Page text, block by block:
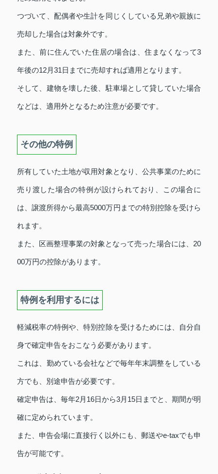
つづいて、配偶者や生計を同じくしている兄弟や親族に
売却した場合は対象外です。
また、前に住んでいた住居の場合は、住まなくなって3
年後の12月31日までに売却すれば適用となります。
そして、建物を壊した後、駐車場として貸していた場合
などは、適用外となるため注意が必要です。
その他の特例
所有していた土地が収用対象となり、公共事業のために
売り渡した場合の特例が設けられており、この場合に
は、譲渡所得から最高5000万円までの特別控除を受けら
れます。
また、区画整理事業の対象となって売った場合には、20
00万円の控除があります。
特例を利用するには
軽減税率の特例や、特別控除を受けるためには、自分自
身で確定申告をおこなう必要があります。
これは、勤めている会社などで毎年年末調整をしている
方でも、別途申告が必要です。
確定申告は、毎年2月16日から3月15日までと、期間が明
確に定められています。
また、申告会場に直接行く以外にも、郵送やe-taxでも申
告が可能です。